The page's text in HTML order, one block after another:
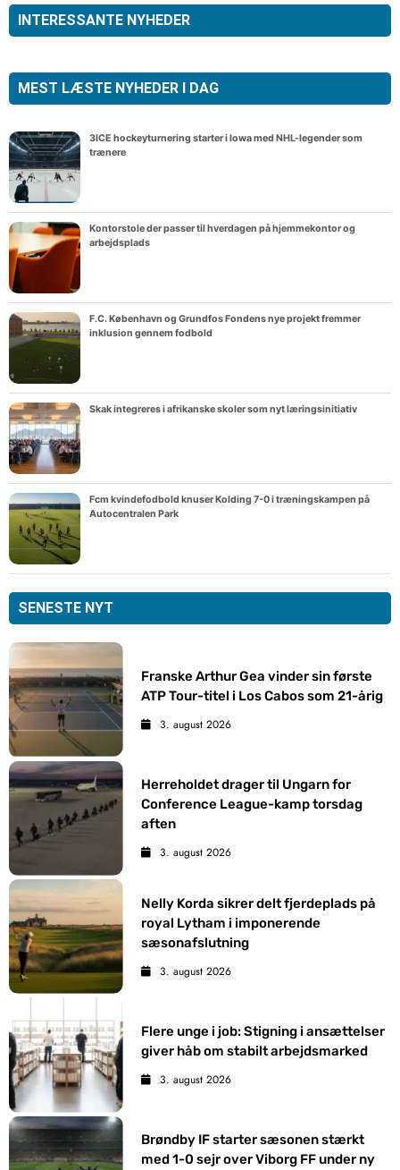
INTERESSANTE NYHEDER
MEST LÆSTE NYHEDER I DAG
3ICE hockeyturnering starter i Iowa med NHL-legender som
trænere
Kontorstole der passer til hverdagen på hjemmekontor og
arbejdsplads
F.C. København og Grundfos Fondens nye projekt fremmer
inklusion gennem fodbold
Skak integreres i afrikanske skoler som nyt læringsinitiativ
Fcm kvindefodbold knuser Kolding 7-0 i træningskampen på
Autocentralen Park
SENESTE NYT
Franske Arthur Gea vinder sin første
ATP Tour-titel i Los Cabos som 21-årig
3. august 2026
Herreholdet drager til Ungarn for
Conference League-kamp torsdag
aften
3. august 2026
Nelly Korda sikrer delt fjerdeplads på
royal Lytham i imponerende
sæsonafslutning
3. august 2026
Flere unge i job: Stigning i ansættelser
giver håb om stabilt arbejdsmarked
3. august 2026
Brøndby IF starter sæsonen stærkt
med 1-0 sejr over Viborg FF under ny